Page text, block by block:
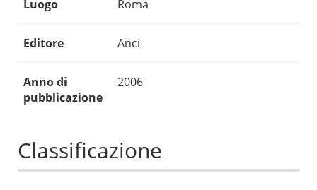
Luogo Roma
Editore Anci
Anno di
pubblicazione
2006
Classificazione